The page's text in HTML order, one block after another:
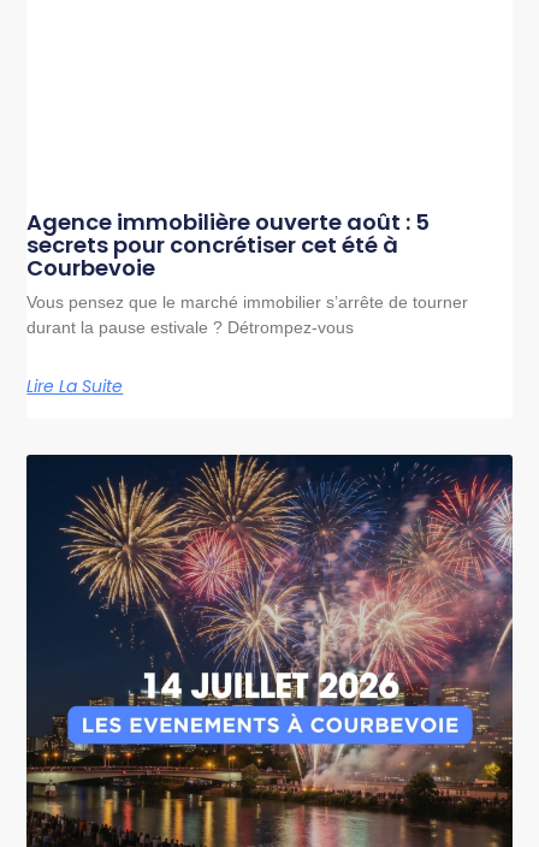
Agence immobilière ouverte août : 5
secrets pour concrétiser cet été à
Courbevoie
Vous pensez que le marché immobilier s’arrête de tourner
durant la pause estivale ? Détrompez-vous
Lire La Suite